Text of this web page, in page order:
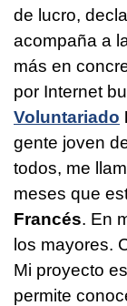
de lucro,
acompaña a
más en
por Internet
Voluntariado
gente joven
todos, me
meses que
Francés. En
los mayores.
Mi proyecto
permite